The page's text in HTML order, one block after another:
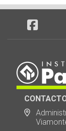
Viamonte